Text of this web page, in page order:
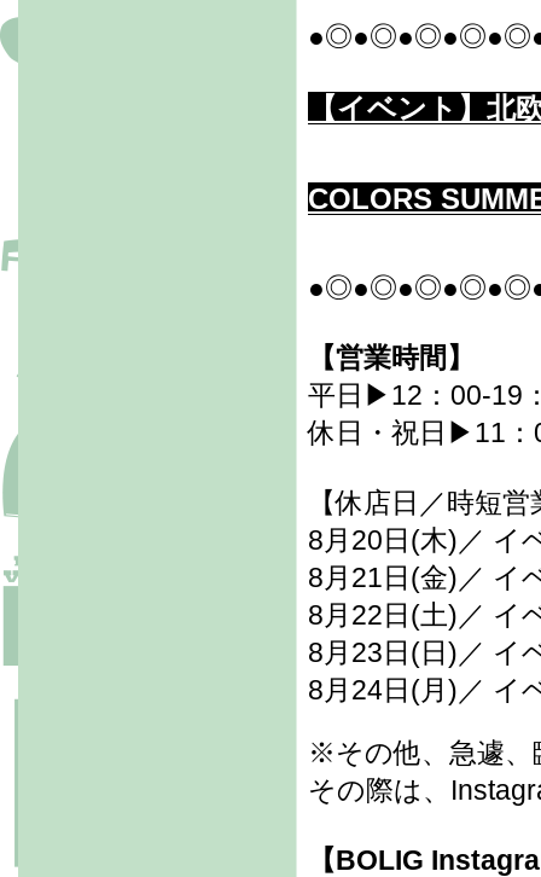
【イベント】北
COLORS
【営業時間】
平日▶12：00-19
休日・祝日▶11：
【休店日／時短営
8月20日(木)／ イ
8月21日(金)／ イ
8月22日(土)／ イ
8月23日(日)／ イ
8月24日(月)／ イ
※その他、急遽、
その際は、
【BOLIG